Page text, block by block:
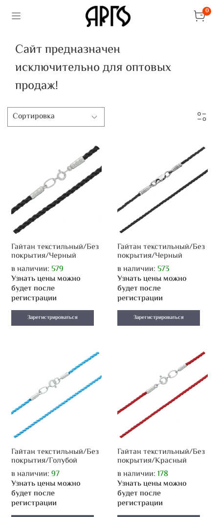
0
Сайт предназначен
исключительно для оптовых
продаж!
Гайтан текстильный/Без
покрытия/Черный
в наличии: 579
Узнать цены можно
будет после
регистрации
Зарегистрироваться
Гайтан текстильный/Без
покрытия/Черный
в наличии: 573
Узнать цены можно
будет после
регистрации
Зарегистрироваться
Гайтан текстильный/Без
покрытия/Голубой
в наличии: 97
Узнать цены можно
будет после
регистрации
Гайтан текстильный/Без
покрытия/Красный
в наличии: 178
Узнать цены можно
будет после
регистрации